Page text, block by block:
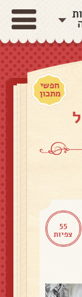
חפשי
מתכון
55
צפיות